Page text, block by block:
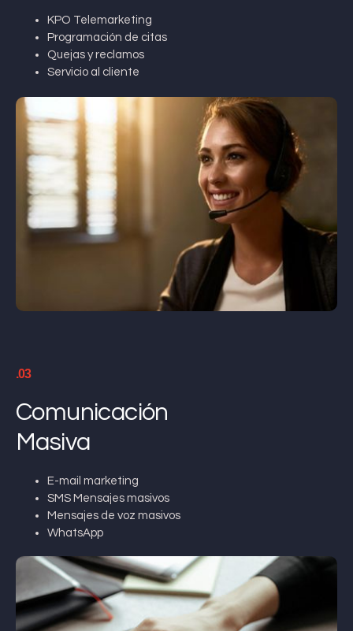
KPO Telemarketing
Programación de citas
Quejas y reclamos
Servicio al cliente
.03
Comunicación
Masiva
E-mail marketing
SMS Mensajes masivos
Mensajes de voz masivos
WhatsApp